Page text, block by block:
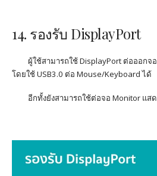
14. รองรับ DisplayPort
ผู้ใช้สามารถใช้DisplayPort ต่อออกจ
โดยใช้USB3.0 ต่อ Mouse/Keyboardได้
อีกทั้งยังสามารถใช้ต่อจอ Monitor แส